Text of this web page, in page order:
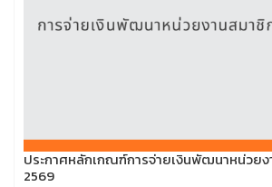
ประกาศหลักเกณฑ์การจ่ายเงินพัฒนาหน่วยง
2569